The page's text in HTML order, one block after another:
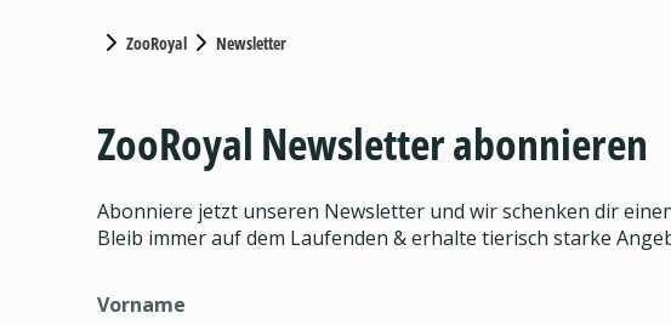
ZooRoyal Newsletter
ZooRoyal Newsletter abonnieren
Abonniere jetzt unseren Newsletter und wir schenken dir
Bleib immer auf dem Laufenden & erhalte tierisch starke
Vorname